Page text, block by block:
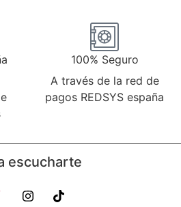
100% Seguro
A través de la red de
pagos REDSYS españa
escucharte